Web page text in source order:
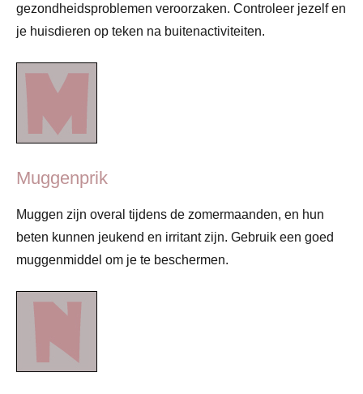
gezondheidsproblemen veroorzaken. Controleer jezelf en
je huisdieren op teken na buitenactiviteiten.
Muggenprik
Muggen zijn overal tijdens de zomermaanden, en hun
beten kunnen jeukend en irritant zijn. Gebruik een goed
muggenmiddel om je te beschermen.